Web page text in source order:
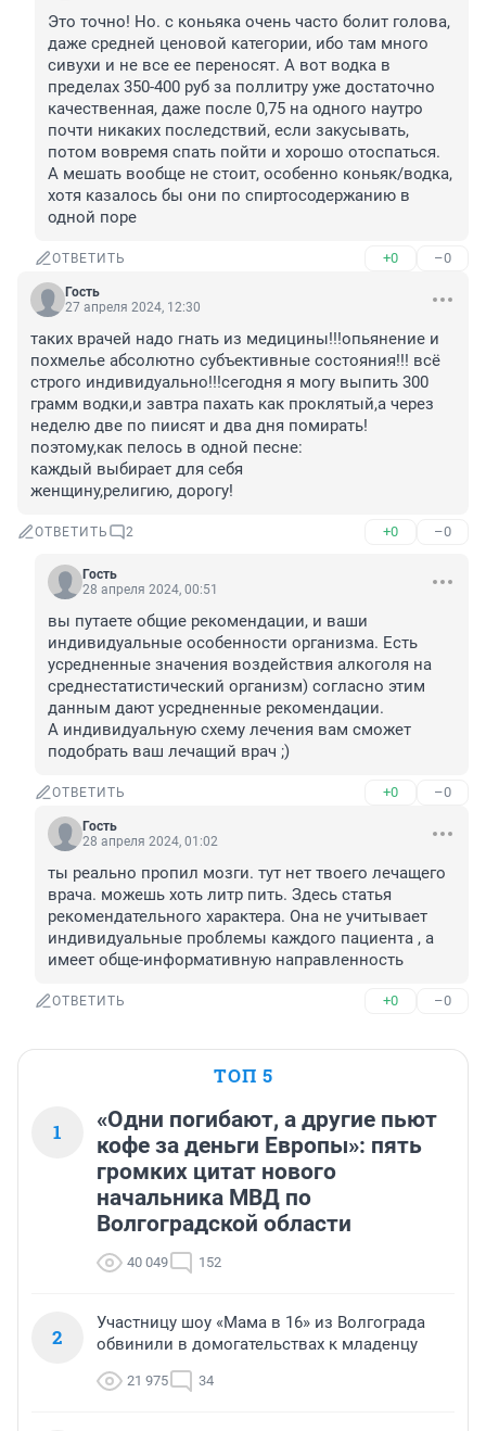
Это точно! Но. с коньяка очень часто болит голова,
даже средней ценовой категории, ибо там много
сивухи и не все ее переносят. А вот водка в
пределах 350-400 руб за поллитру уже достаточно
качественная, даже после 0,75 на одного наутро
почти никаких последствий, если закусывать,
потом вовремя спать пойти и хорошо отоспаться.
А мешать вообще не стоит, особенно коньяк/водка,
хотя казалось бы они по спиртосодержанию в
одной поре
ОТВЕТИТЬ +0 –0
Гость
27 апреля 2024, 12:30
таких врачей надо гнать из медицины!!!опьянение и
похмелье абсолютно субъективные состояния!!! всё
строго индивидуально!!!сегодня я могу выпить 300
грамм водки,и завтра пахать как проклятый,а через
неделю две по пиисят и два дня помирать!
поэтому,как пелось в одной песне:
каждый выбирает для себя
женщину,религию, дорогу!
ОТВЕТИТЬ 2 +0 –0
Гость
28 апреля 2024, 00:51
вы путаете общие рекомендации, и ваши
индивидуальные особенности организма. Есть
усредненные значения воздействия алкоголя на
среднестатистический организм) согласно этим
данным дают усредненные рекомендации.
А индивидуальную схему лечения вам сможет
подобрать ваш лечащий врач ;)
ОТВЕТИТЬ +0 –0
Гость
28 апреля 2024, 01:02
ты реально пропил мозги. тут нет твоего лечащего
врача. можешь хоть литр пить. Здесь статья
рекомендательного характера. Она не учитывает
индивидуальные проблемы каждого пациента , а
имеет обще-информативную направленность
ОТВЕТИТЬ +0 –0
ТОП 5
1
«Одни погибают, а другие пьют
кофе за деньги Европы»: пять
громких цитат нового
начальника МВД по
Волгоградской области
40 049 152
2
Участницу шоу «Мама в 16» из Волгограда
обвинили в домогательствах к младенцу
21 975 34